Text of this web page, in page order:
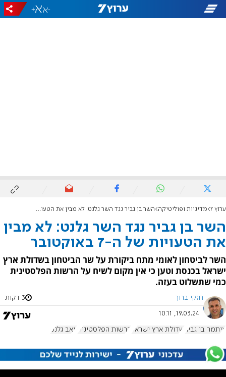
-
+
ערוץ 7 מדיניות ופוליטיקה השר בן גביר נגד השר גלנט: לא מבין את הטעויות של ה-7 באוקטובר
השר בן גביר נגד השר גלנט: לא מבין
את הטעויות של ה-7 באוקטובר
השר לביטחון לאומי מתח ביקורת על שר הביטחון בשדולת ארץ
ישראל בכנסת וטען כי אין מקום לשיח על הרשות הפלסטינית
כמי שתשלוט בעזה.
חזקי ברוך 3 דקות
19.03.24, 10:11
איתמר בן גביר שדולת ארץ ישראל הרשות הפלסטינית יואב גלנט